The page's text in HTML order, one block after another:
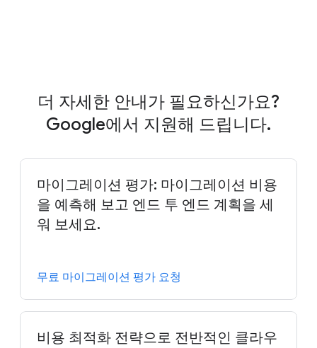
더 자세한 안내가 필요하신가요?
Google에서 지원해 드립니다.
마이그레이션 평가: 마이그레이션 비용
을 예측해 보고 엔드 투 엔드 계획을 세
워 보세요.
무료 마이그레이션 평가 요청
비용 최적화 전략으로 전반적인 클라우